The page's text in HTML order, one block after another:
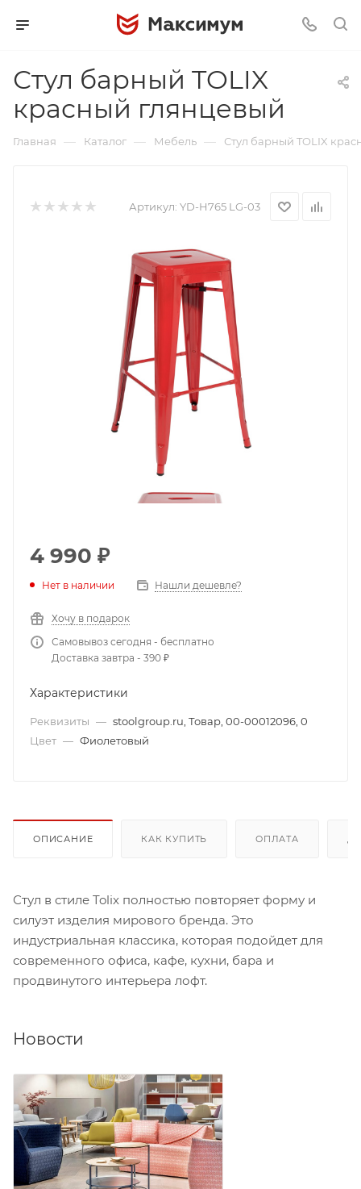
Стул барный TOLIX
красный глянцевый
Главная — Каталог — Мебель — Стул барный TOLIX
Артикул: YD-H765 LG-03
4 990 ₽
Нет в наличии Нашли дешевле?
Хочу в подарок
Самовывоз сегодня - бесплатно
Доставка завтра - 390 ₽
Характеристики
Реквизиты — stoolgroup.ru, Товар, 00-00012096, 0
Цвет — Фиолетовый
ОПИСАНИЕ КАК КУПИТЬ ОПЛАТА
Стул в стиле Tolix полностью повторяет форму и
силуэт изделия мирового бренда. Это
индустриальная классика, которая подойдет для
современного офиса, кафе, кухни, бара и
продвинутого интерьера лофт.
Новости